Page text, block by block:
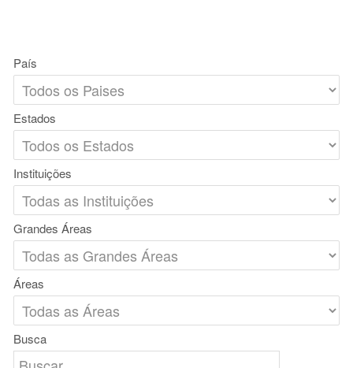
País
Estados
Instituições
Grandes Áreas
Áreas
Busca